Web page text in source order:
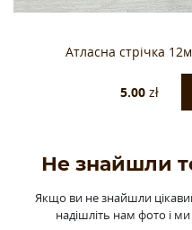
Атласна стрічка
5.00zł
Не знайшли
Якщо ви не знайшли
надішліть нам фото і